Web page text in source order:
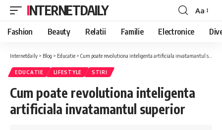
INTERNETDAILY
Font
Resizer
Aa
Fashion Beauty Relatii Familie Electronice
Internetdaily > Blog > Educatie > Cum poate revolutiona inteligenta artificiala invatamantul superior
EDUCATIE LIFESTYLE STIRI
Cum poate revolutiona inteligenta
artificiala invatamantul superior